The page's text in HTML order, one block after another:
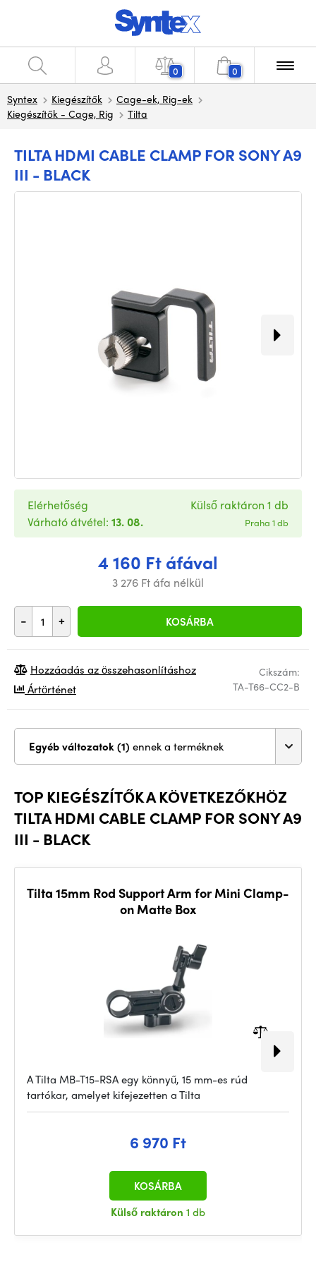
0 0
Syntex Kiegészítők
Cage-ek, Rig-ek
Kiegészítők - Cage, Rig
Tilta
TILTA HDMI CABLE CLAMP FOR SONY A9
III - BLACK
4 160 Ft áfával
3 276 Ft áfa nélkül
- + KOSÁRBA
Elérhetőség
Várható átvétel: 13. 08.
Külső raktáron 1 db
Praha 1 db
Cikszám:
TA-T66-CC2-B
Hozzáadás az összehasonlításhoz
Ártörténet
Egyéb változatok (1) ennek a terméknek
TOP KIEGÉSZÍTŐK A KÖVETKEZŐKHÖZ
TILTA HDMI CABLE CLAMP FOR SONY A9
III - BLACK
Tilta 15mm Rod Support Arm for Mini Clamp-
on Matte Box
A Tilta MB-T15-RSA egy könnyű, 15 mm-es rúd
tartókar, amelyet kifejezetten a Tilta
6 970 Ft
Külső raktáron 1 db
KOSÁRBA